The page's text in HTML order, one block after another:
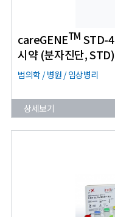
careGENETM STD-4
시약 (분자진단, STD)
법의학 / 병원 / 임상병리
상세보기